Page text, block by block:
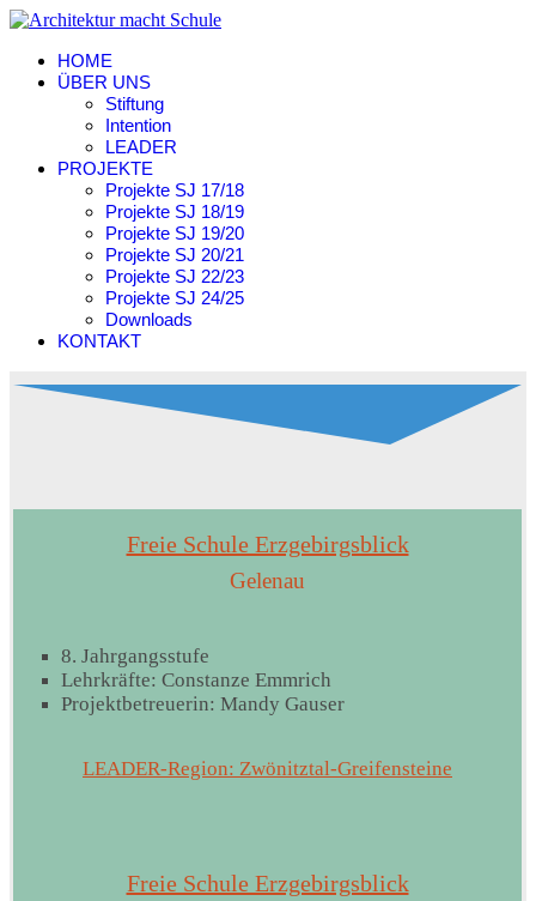
HOME
ÜBER UNS
Stiftung
Intention
LEADER
PROJEKTE
Projekte SJ 17/18
Projekte SJ 18/19
Projekte SJ 19/20
Projekte SJ 20/21
Projekte SJ 22/23
Projekte SJ 24/25
Downloads
KONTAKT
Freie Schule Erzgebirgsblick
Gelenau
8. Jahrgangsstufe
Lehrkräfte: Constanze Emmrich
Projektbetreuerin: Mandy Gauser
LEADER-Region: Zwönitztal-Greifensteine
Freie Schule Erzgebirgsblick